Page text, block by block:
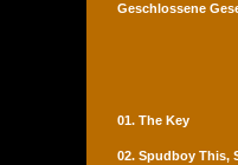
Geschlossene
01. The Key
02. Spudboy This,